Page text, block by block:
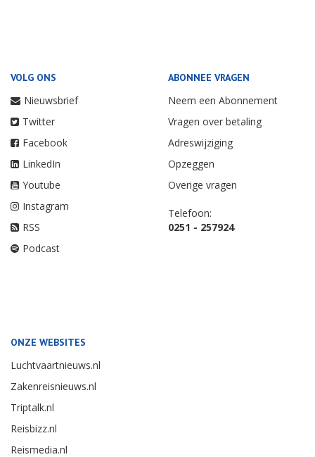
VOLG ONS
Nieuwsbrief
Twitter
Facebook
LinkedIn
Youtube
Instagram
RSS
Podcast
ABONNEE VRAGEN
Neem een Abonnement
Vragen over betaling
Adreswijziging
Opzeggen
Overige vragen
Telefoon:
0251 - 257924
ONZE WEBSITES
Luchtvaartnieuws.nl
Zakenreisnieuws.nl
Triptalk.nl
Reisbizz.nl
Reismedia.nl